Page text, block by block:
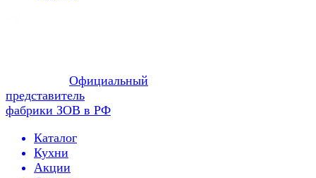
Официальный
представитель
фабрики ЗОВ в РФ
Каталог
Кухни
Акции